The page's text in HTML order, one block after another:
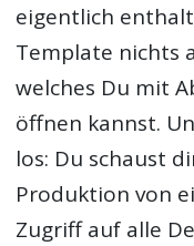
eigentlich
Template nichts
welches Du mit
öffnen kannst.
los: Du schaust
Produktion von
Zugriff auf alle